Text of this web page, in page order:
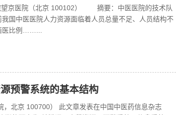
望京医院（北京 100102） 摘要：中医医院的技术队
国中医医院人力资源面临着人员总量不足、人员结构不
医比例……...
预警系统的基本结构
，北京 100700） 此文章发表在中国中医药信息杂志